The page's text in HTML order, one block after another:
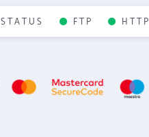
STATUS FTP HTTP